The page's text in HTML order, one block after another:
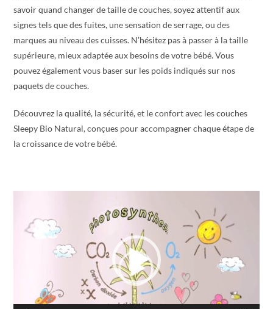
savoir quand changer de taille de couches, soyez attentif aux
signes tels que des fuites, une sensation de serrage, ou des
marques au niveau des cuisses. N’hésitez pas à passer à la taille
supérieure, mieux adaptée aux besoins de votre bébé. Vous
pouvez également vous baser sur les poids indiqués sur nos
paquets de couches.
Découvrez la qualité, la sécurité, et le confort avec les couches
Sleepy Bio Natural, conçues pour accompagner chaque étape de
la croissance de votre bébé.